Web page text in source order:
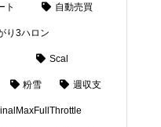
ト 自動売買
り3ハロン
Scal
粉雪 週収支